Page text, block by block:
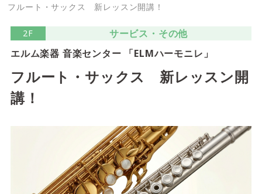
イベント・お知らせ 施設案内
検索
マルヤマ クラスとは
サイトご利用にあたって
サイトマップ
営業時間 10:00 ~ 20:00
1F Food boutique floor
フードブティックフロア
※一部店舗は営業時間が異なります。
Fashion & Life style floor
フルート・サックス 新レッスン開講！
2F
サービス・その他
エルム楽器 音楽センター 「ELMハーモニレ」
フルート・サックス 新レッスン開
講！